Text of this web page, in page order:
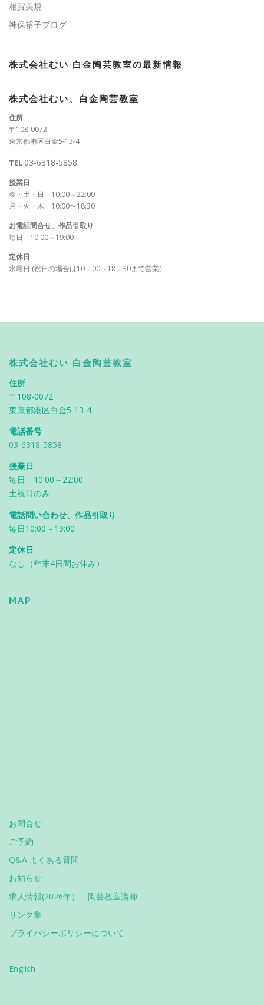
相賀美規
神保裕子ブログ
株式会社むい 白金陶芸教室の最新情報
株式会社むい、白金陶芸教室
住所
〒108-0072
東京都港区白金5-13-4
TEL 03-6318-5858
授業日
金・土・日 10:00～22:00
月・火・木 10:00〜18:30
お電話問合せ、作品引取り
毎日 10:00～19:00
定休日
水曜日 (祝日の場合は10：00～18：30まで営業）
株式会社むい 白金陶芸教室
住所
〒108-0072
東京都港区白金5-13-4
電話番号
03-6318-5858
授業日
毎日 10:00～22:00
土祝日のみ
電話問い合わせ、作品引取り
毎日10:00～19:00
定休日
なし（年末4日間お休み）
MAP
お問合せ
ご予約
Q&A よくある質問
お知らせ
求人情報(2026年） 陶芸教室講師
リンク集
プライバシーポリシーについて
English